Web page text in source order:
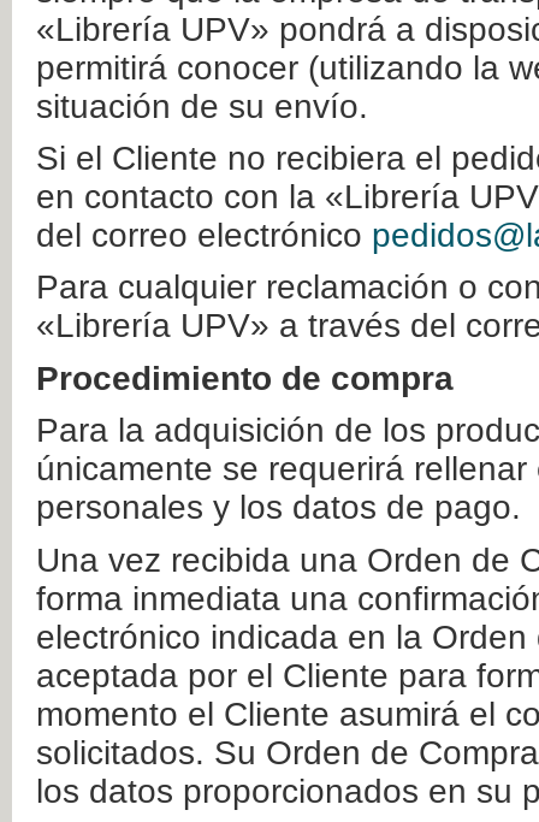
«Librería UPV» pondrá a
permitirá conocer (utilizando la
situación de su envío.
Si el Cliente no recibiera el
en contacto con la «Librería
del correo electrónico
Para cualquier reclamación o
«Librería UPV» a través del
Procedimiento de compra
Para la adquisición de los
únicamente se requerirá
personales y los datos de pago.
Una vez recibida una Orden de
forma inmediata una
electrónico indicada en la
aceptada por el Cliente para
momento el Cliente asumirá el
solicitados. Su Orden de
los datos proporcionados en su